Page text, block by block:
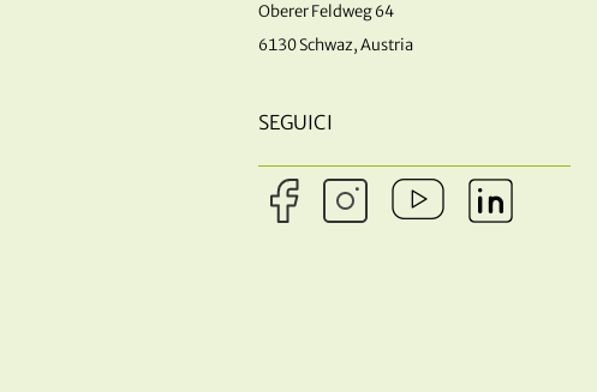
Oberer Feldweg 64
6130 Schwaz, Austria
SEGUICI